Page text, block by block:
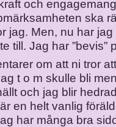
och
ska
jag. Men, nu har jag
till. Jag har ”bevis”
om att ni tror
t o m skulle bli
och jag blir
en helt vanlig
har många bra